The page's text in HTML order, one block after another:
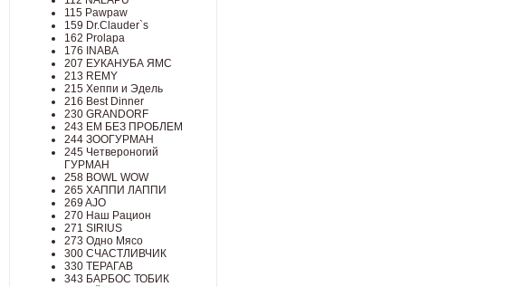
115 Pawpaw
159 Dr.Clauder`s
162 Prolapa
176 INABA
207 ЕУКАНУБА ЯМС
213 REMY
215 Хеппи и Эдель
216 Best Dinner
230 GRANDORF
243 ЕМ БЕЗ ПРОБЛЕМ
244 ЗООГУРМАН
245 Четвероногий
ГУРМАН
258 BOWL WOW
265 ХАППИ ЛАППИ
269 AJO
270 Наш Рацион
271 SIRIUS
273 Одно Мясо
300 СЧАСТЛИВЧИК
330 ТЕРАГАВ
343 БАРБОС ТОБИК